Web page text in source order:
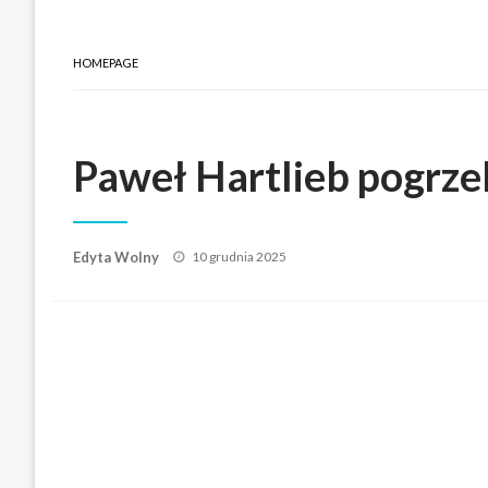
HOMEPAGE
Paweł Hartlieb
Edyta Wolny
Posted
10 grudnia 2025